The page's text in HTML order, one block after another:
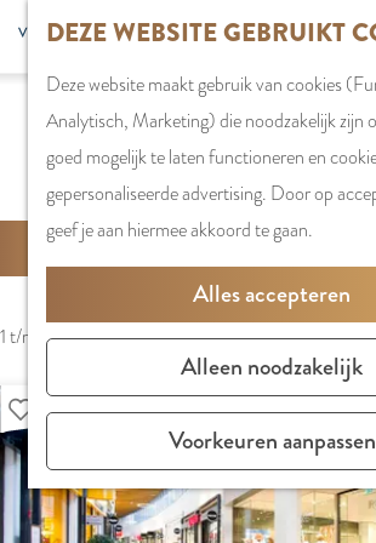
DEZE WEBSITE GEBRUIKT
Deze website maakt gebruik van cookies
Analytisch, Marketing) die noodzakelijk zijn
goed mogelijk te laten functioneren en
gepersonaliseerde advertising. Door op
geef je aan hiermee akkoord te gaan.
Alles accepteren
Alleen noodzakelijk
Voorkeuren aanpassen
e
o
e
p
a
g
MENU
Z
o
e
k
e
F
v
t
e
n
S
l
e
r
t
a
a
l
H
G
t
E
n
g
l
i
s
h
LOCATIES
W
A
Z
E
K
J
E
Filter
o
t
e
e
r
o
1 t/m 24 van 506 resultaten
S
r
t
e
e
Voeg toe aan mijn lijst